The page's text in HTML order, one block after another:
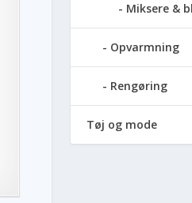
Miksere &
Opvarmning
Rengøring
Tøj og mode